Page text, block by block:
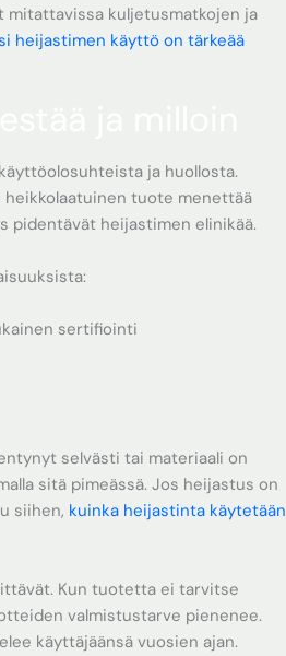
kuljetusmatkojen ja
heijastimen käyttö on tärkeää
ja huollosta.
heikkolaatuinen tuote menettää
pidentävät heijastimen elinikää.
sertifiointi
selvästi tai materiaali on
sitä pimeässä. Jos heijastus on
siihen, kuinka heijastinta käytetään
Kun tuotetta ei tarvitse
valmistustarve pienenee.
käyttäjäänsä vuosien ajan.